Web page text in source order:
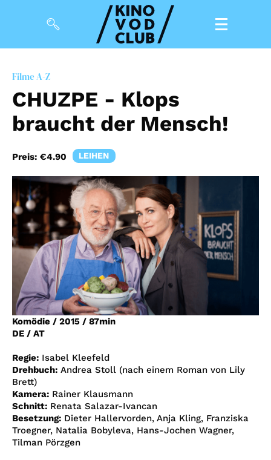
Magazin
Kuratierungen
Events
So geht’s
Filmpakete
Gutscheine
& Filmpässe
Account
Suche
Filme A-Z
CHUZPE - Klops
braucht der Mensch!
Preis: €4.90 LEIHEN
Komödie / 2015 / 87min
DE / AT
Regie: Isabel Kleefeld
Drehbuch: Andrea Stoll (nach einem Roman von Lily
Brett)
Kamera: Rainer Klausmann
Schnitt: Renata Salazar-Ivancan
Besetzung: Dieter Hallervorden, Anja Kling, Franziska
Troegner, Natalia Bobyleva, Hans-Jochen Wagner,
Tilman Pörzgen